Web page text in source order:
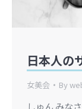
日本人の
女美会 By
しゅん みな